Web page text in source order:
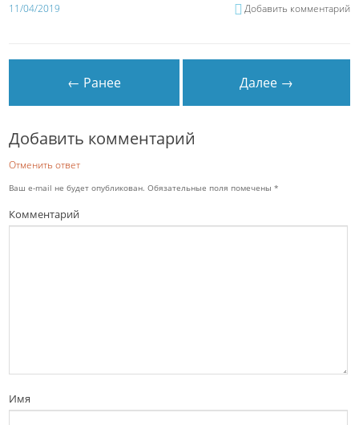
11/04/2019 Добавить комментарий
← Ранее Далее →
Добавить комментарий
Отменить ответ
Ваш e-mail не будет опубликован. Обязательные поля помечены*
Комментарий
Имя